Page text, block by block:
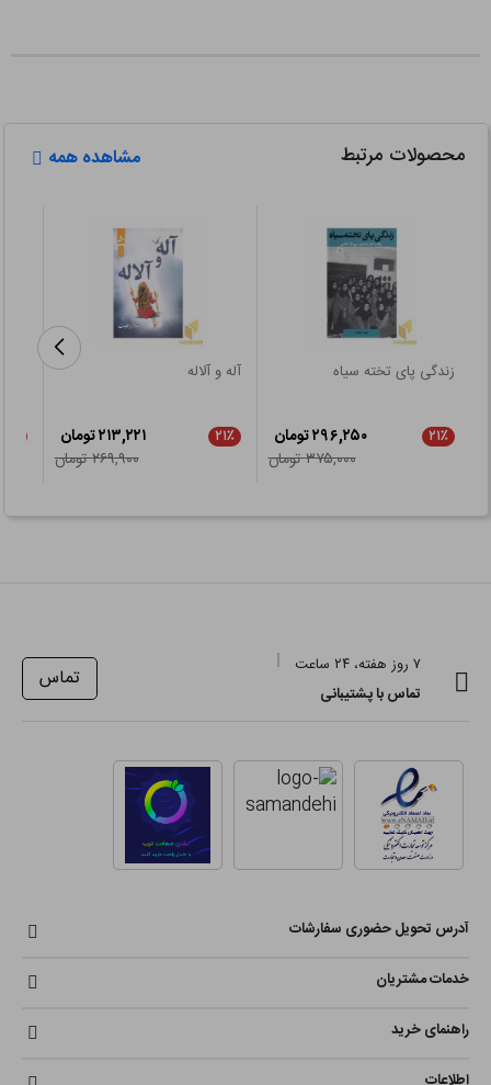
محصولات مرتبط مشاهده همه
زندگی پای تخته سیاه
۲۱٪
۲۹۶,۲۵۰ تومان
۳۷۵,۰۰۰ تومان
آله و آلاله
۲۱٪
۲۱۳,۲۲۱ تومان
۲۶۹,۹۰۰ تومان
۷ روز هفته، ۲۴ ساعت
تماس با پشتیبانی
تماس
آدرس تحویل حضوری سفارشات
خدمات مشتریان
راهنمای خرید
اطلاعات